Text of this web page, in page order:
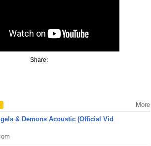
Share:
More
& Demons Acoustic (Official Vid